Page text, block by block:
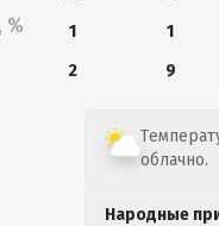
%
1
1
2
9
облачно.
Народные